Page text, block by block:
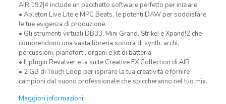
AIR 192|4 include un pacchetto software perfetto per iniziare:
• Ableton Live Lite e MPC Beats, le potenti DAW per soddisfare
le tue esigenza di produzione.
• Gli strumenti virtuali DB33, Mini Grand, Strike! e Xpand!2 che
comprendono una vasta libreria sonora di synth, archi,
percussioni, pianoforti, organi e kit di batteria.
• Il plugin Revalver e la suite Creative FX Collection di AIR
• 2 GB di Touch Loop per ispirare la tua creatività e fornire
campioni dal suono professionale che spiccheranno nel tuo mix.
Maggiori informazioni.